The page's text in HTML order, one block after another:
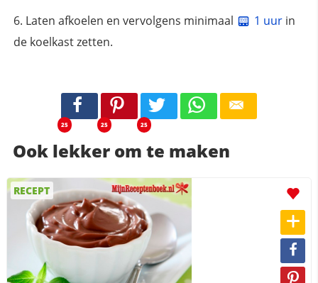
Laten afkoelen en vervolgens minimaal 1 uurin
de koelkast zetten.
25 25 25
Ook lekker om te maken
RECEPT